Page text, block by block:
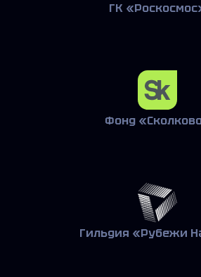
ГК
Фонд
Гильдия «Рубежи